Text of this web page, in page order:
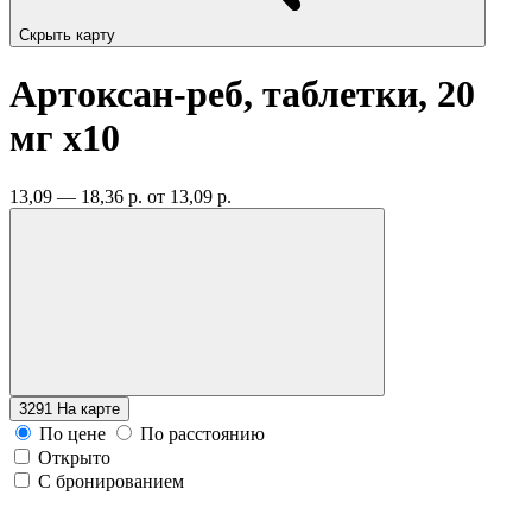
Скрыть карту
Артоксан-реб, таблетки, 20
мг x10
13,09 — 18,36 р. от 13,09 р.
3291 На карте
По цене
По расстоянию
Открыто
С бронированием